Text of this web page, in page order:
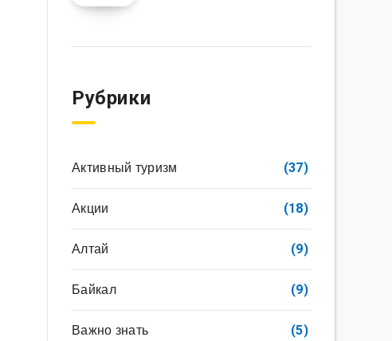
Рубрики
Активный туризм (37)
Акции (18)
Алтай (9)
Байкал (9)
Важно знать (5)